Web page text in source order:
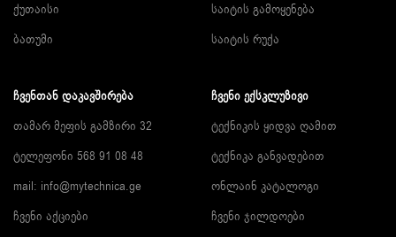
ქუთაისი
ბათუმი
საიტის გამოყენება
საიტის რუქა
ᲩᲕᲔᲜᲗᲐᲜ ᲓᲐᲙᲐᲕᲨᲘᲠᲔᲑᲐ
თამარ მეფის გამზირი 32
ტელეფონი 568 91 08 48
mail: info@mytechnica.ge
ჩვენი აქციები
ᲩᲕᲔᲜᲘ ᲔᲥᲡᲙᲚᲣᲖᲘᲕᲘ
ტექნიკის ყიდვა ღამით
ტექნიკა განვადებით
ონლაინ კატალოგი
ჩვენი ჯილდოები